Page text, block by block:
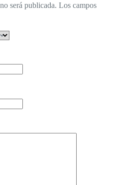
será publicada. Los campos